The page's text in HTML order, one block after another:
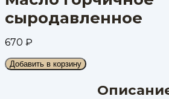
сыродавленное
670 ₽
Добавить в корзину